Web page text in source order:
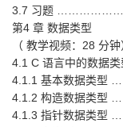
3.7 习题
第4 章 数据类型
（ 教学视频：28 分
4.1 C 语言中的数
4.1.1 基本数据
4.1.2 构造数据
4.1.3 指针数据